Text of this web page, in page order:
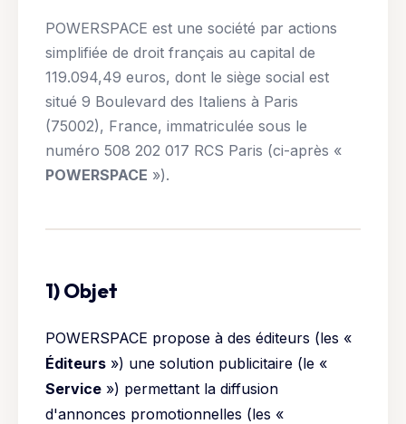
POWERSPACE est une société par actions
simplifiée de droit français au capital de
119.094,49 euros, dont le siège social est
situé 9 Boulevard des Italiens à Paris
(75002), France, immatriculée sous le
numéro 508 202 017 RCS Paris (ci-après «
POWERSPACE »).
1) Objet
POWERSPACE propose à des éditeurs (les «
Éditeurs ») une solution publicitaire (le «
Service ») permettant la diffusion
d'annonces promotionnelles (les «